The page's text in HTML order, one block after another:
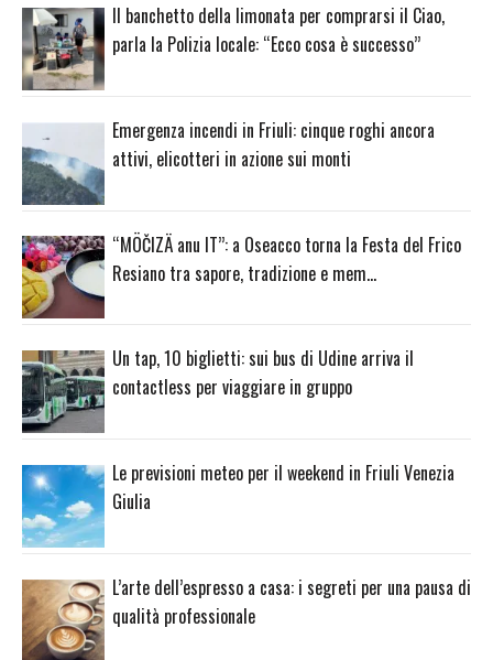
Il banchetto della limonata per comprarsi il Ciao,
parla la Polizia locale: “Ecco cosa è successo”
Emergenza incendi in Friuli: cinque roghi ancora
attivi, elicotteri in azione sui monti
“MÖČIZÄ anu IT”: a Oseacco torna la Festa del Frico
Resiano tra sapore, tradizione e mem…
Un tap, 10 biglietti: sui bus di Udine arriva il
contactless per viaggiare in gruppo
Le previsioni meteo per il weekend in Friuli Venezia
Giulia
L’arte dell’espresso a casa: i segreti per una pausa di
qualità professionale